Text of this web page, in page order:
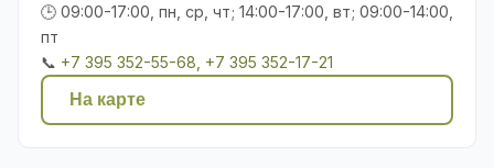
🕒 09:00-17:00, пн, ср, чт; 14:00-17:00, вт; 09:00-14:00,
пт
📞 +7 395 352-55-68, +7 395 352-17-21
На карте